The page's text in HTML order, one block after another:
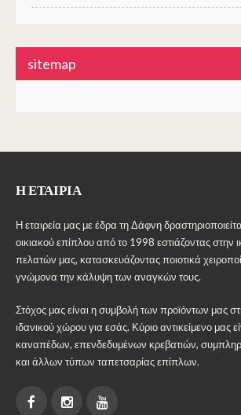
sitemap
Η ΕΤΑΙΡΊΑ
Η εταιρεία μας με έδρα τη Δάφνη
οικιακού επίπλου από το 1998 εστιάζοντας στην
πελατών μας, κατασκευάζοντας ποιοτικά
γνώμονα την κάλυψη των αναγκών τους.
Στόχος μας είναι η συμβολή των προϊόντων μας
ιδανικού χώρου για εσάς. Κύριο αντικείμενο μας
καναπέδων, επενδεδυμένων κρεβατιών,
και άλλων τύπων ταπετσαρίας επίπλων.